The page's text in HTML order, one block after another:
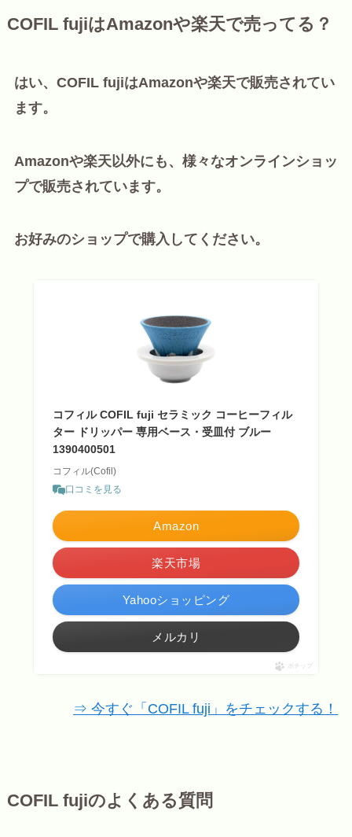
COFIL fujiはAmazonや楽天で売ってる？
はい、COFIL fujiはAmazonや楽天で販売されてい
ます。
Amazonや楽天以外にも、様々なオンラインショッ
プで販売されています。
お好みのショップで購入してください。
コフィル COFIL fuji セラミック コーヒーフィル
ター ドリッパー 専用ベース・受皿付 ブルー
1390400501
コフィル(Cofil)
口コミを見る
Amazon
楽天市場
Yahooショッピング
メルカリ
ポチップ
⇒ 今すぐ「COFIL fuji」をチェックする！
COFIL fujiのよくある質問